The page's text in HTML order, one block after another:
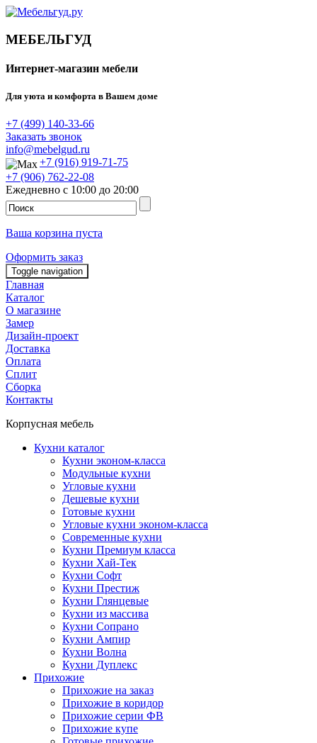
МЕБЕЛЬГУД
Интернет-магазин мебели
Для уюта и комфорта в Вашем доме
+7 (499) 140-33-66
Заказать звонок
info@mebelgud.ru
+7 (916) 919-71-75
+7 (906) 762-22-08
Ежедневно с 10:00 до 20:00
Ваша корзина пуста
Оформить заказ
Toggle navigation
Главная
Каталог
О магазине
Замер
Дизайн-проект
Доставка
Оплата
Сплит
Сборка
Контакты
Корпусная мебель
Кухни каталог
Кухни эконом-класса
Модульные кухни
Угловые кухни
Дешевые кухни
Готовые кухни
Угловые кухни эконом-класса
Современные кухни
Кухни Премиум класса
Кухни Хай-Тек
Кухни Софт
Кухни Престиж
Кухни Глянцевые
Кухни из массива
Кухни Сопрано
Кухни Ампир
Кухни Волна
Кухни Дуплекс
Прихожие
Прихожие на заказ
Прихожие в коридор
Прихожие серии ФВ
Прихожие купе